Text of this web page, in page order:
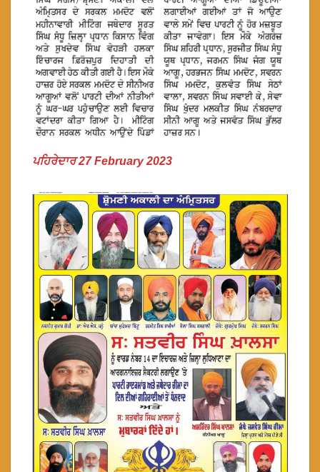
ਪਹਿਰੇਦਾਰ 27 February 2023